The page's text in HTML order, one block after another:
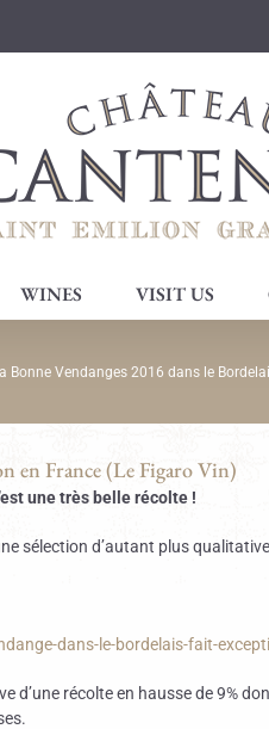
WINES VISIT US
Bonne Vendanges 2016 dans le
en France (Le Figaro Vin)
une très belle récolte !
sélection d’autant plus
dans-le-bordelais-fait-
d’une récolte en hausse de 9%